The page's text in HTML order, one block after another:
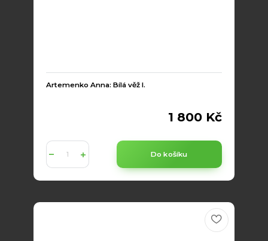
Artemenko Anna: Bílá věž I.
1 800 Kč
Do košíku